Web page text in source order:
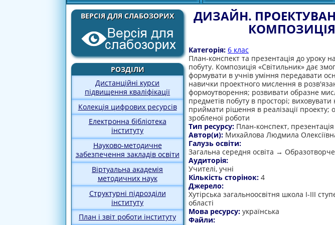
ВЕРСІЯ ДЛЯ СЛАБОЗОРИХ
РОЗДІЛИ
Дистанційні курси
підвищення кваліфікації
Колекція цифрових ресурсів
Електронна бібліотека
інституту
Науково-методичне
забезпечення закладів освіти
Віртуальна академія
методичних наук
Структурні підрозділи
інституту
План і звіт роботи інституту
ДИЗАЙН.
Категорія: 6 клас
План-конспект та презентація до уроку
побуту. Композиція «Світильник» дає
формувати в учнів уміння передавати
навички проектного мислення в
формоутворення; розвивати образне
предметів побуту в просторі;
приймати рішення в реалізації проекту;
зробленої роботи
Тип ресурсу: План-конспект, презентація
Автор(и): Михайлова Людмила
Галузь освіти:
Загальна середня освіта →
Аудиторія:
Учителі, учні
Кількість сторінок: 4
Джерело:
Хутірська загальноосвітня школа І-ІІІ
області
Мова ресурсу: українська
Файли: